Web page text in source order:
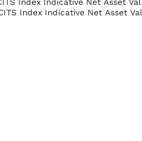
Index Indicative Net Asset
Index Indicative Net Asset